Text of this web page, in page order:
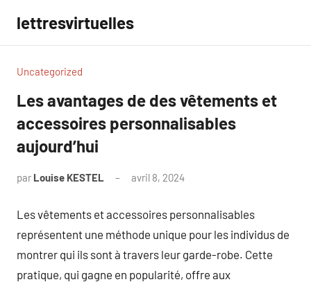
contenu
lettresvirtuelles
Uncategorized
Les avantages de des vêtements et
accessoires personnalisables
aujourd’hui
par Louise KESTEL avril 8, 2024
Les vêtements et accessoires personnalisables
représentent une méthode unique pour les individus de
montrer qui ils sont à travers leur garde-robe. Cette
pratique, qui gagne en popularité, offre aux